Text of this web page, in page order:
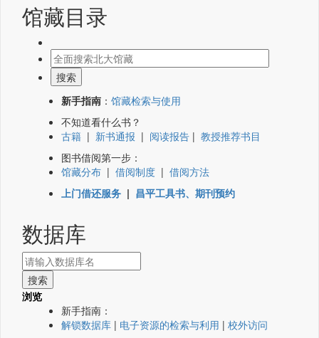
馆藏目录
新手指南 ： 馆藏检索与使用
不知道看什么书？
古籍 | 新书通报 | 阅读报告 | 教授推荐书目
图书借阅第一步：
馆藏分布 | 借阅制度 | 借阅方法
上门借还服务 | 昌平工具书、期刊预约
数据库
浏览
新手指南：
解锁数据库 | 电子资源的检索与利用 | 校外访问